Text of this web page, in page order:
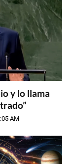
y lo llama
AM